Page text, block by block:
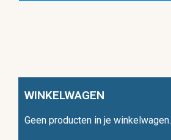
WINKELWAGEN
Geen producten in je winkelwagen.